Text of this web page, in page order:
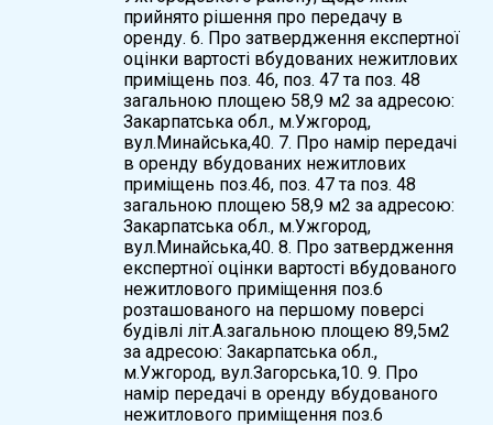
прийнято рішення про передачу в
оренду. 6. Про затвердження експертної
оцінки вартості вбудованих нежитлових
приміщень поз. 46, поз. 47 та поз. 48
загальною площею 58,9 м2 за адресою:
Закарпатська обл., м.Ужгород,
вул.Минайська,40. 7. Про намір передачі
в оренду вбудованих нежитлових
приміщень поз.46, поз. 47 та поз. 48
загальною площею 58,9 м2 за адресою:
Закарпатська обл., м.Ужгород,
вул.Минайська,40. 8. Про затвердження
експертної оцінки вартості вбудованого
нежитлового приміщення поз.6
розташованого на першому поверсі
будівлі літ.А.загальною площею 89,5м2
за адресою: Закарпатська обл.,
м.Ужгород, вул.Загорська,10. 9. Про
намір передачі в оренду вбудованого
нежитлового приміщення поз.6